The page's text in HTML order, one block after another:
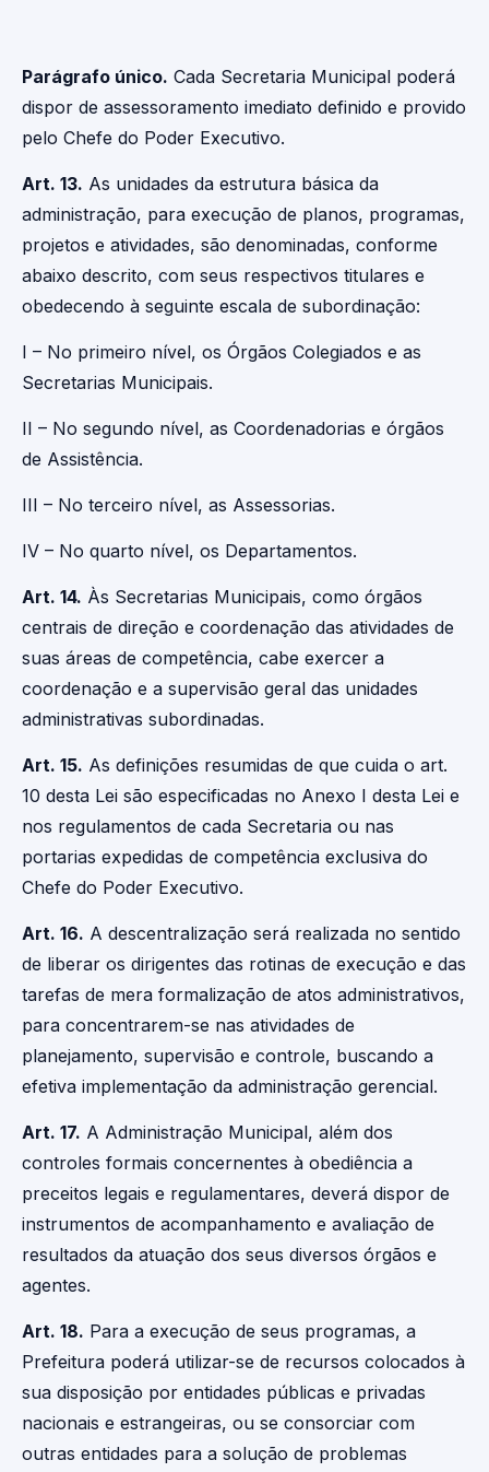
Parágrafo único. Cada Secretaria Municipal poderá
dispor de assessoramento imediato definido e provido
pelo Chefe do Poder Executivo.
Art. 13. As unidades da estrutura básica da
administração, para execução de planos, programas,
projetos e atividades, são denominadas, conforme
abaixo descrito, com seus respectivos titulares e
obedecendo à seguinte escala de subordinação:
I – No primeiro nível, os Órgãos Colegiados e as
Secretarias Municipais.
II – No segundo nível, as Coordenadorias e órgãos
de Assistência.
III – No terceiro nível, as Assessorias.
IV – No quarto nível, os Departamentos.
Art. 14. Às Secretarias Municipais, como órgãos
centrais de direção e coordenação das atividades de
suas áreas de competência, cabe exercer a
coordenação e a supervisão geral das unidades
administrativas subordinadas.
Art. 15. As definições resumidas de que cuida o art.
10 desta Lei são especificadas no Anexo I desta Lei e
nos regulamentos de cada Secretaria ou nas
portarias expedidas de competência exclusiva do
Chefe do Poder Executivo.
Art. 16. A descentralização será realizada no sentido
de liberar os dirigentes das rotinas de execução e das
tarefas de mera formalização de atos administrativos,
para concentrarem-se nas atividades de
planejamento, supervisão e controle, buscando a
efetiva implementação da administração gerencial.
Art. 17. A Administração Municipal, além dos
controles formais concernentes à obediência a
preceitos legais e regulamentares, deverá dispor de
instrumentos de acompanhamento e avaliação de
resultados da atuação dos seus diversos órgãos e
agentes.
Art. 18. Para a execução de seus programas, a
Prefeitura poderá utilizar-se de recursos colocados à
sua disposição por entidades públicas e privadas
nacionais e estrangeiras, ou se consorciar com
outras entidades para a solução de problemas